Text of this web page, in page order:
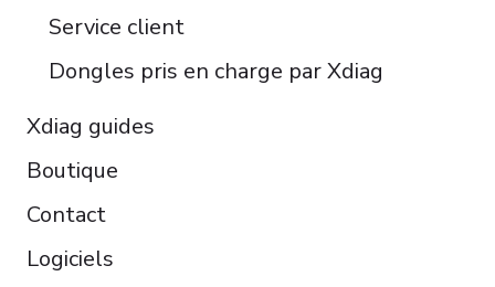
Service client
Dongles pris en charge par Xdiag
Xdiag guides
Boutique
Contact
Logiciels